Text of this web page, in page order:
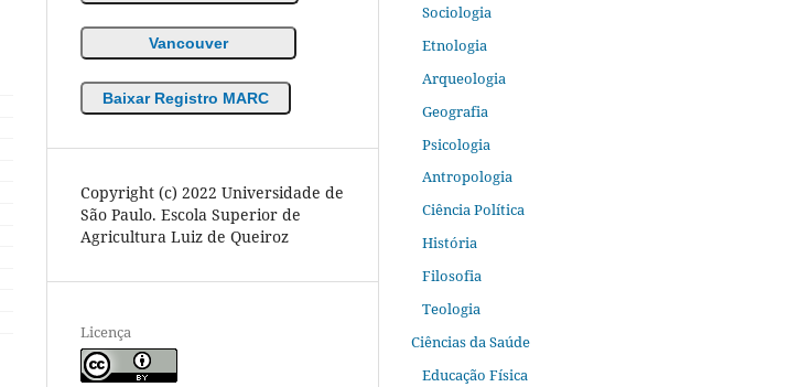
Vancouver
Baixar Registro MARC
Copyright (c) 2022 Universidade de
São Paulo. Escola Superior de
Agricultura Luiz de Queiroz
Licença
Sociologia
Etnologia
Arqueologia
Geografia
Psicologia
Antropologia
Ciência Política
História
Filosofia
Teologia
Ciências da Saúde
Educação Física